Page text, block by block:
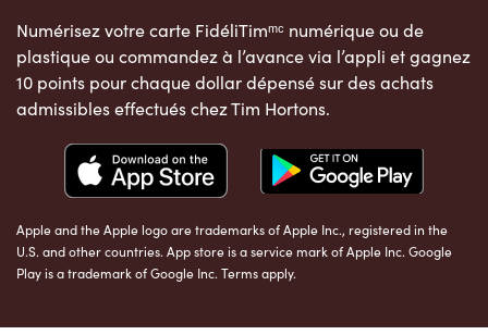
Numérisez votre carte FidéliTimᵐᶜ numérique ou de
plastique ou commandez à l’avance via l’appli et gagnez
10 points pour chaque dollar dépensé sur des achats
admissibles effectués chez Tim Hortons.
Apple and the Apple logo are trademarks of Apple Inc., registered in the
U.S. and other countries. App store is a service mark of Apple Inc. Google
Play is a trademark of Google Inc. Terms apply.